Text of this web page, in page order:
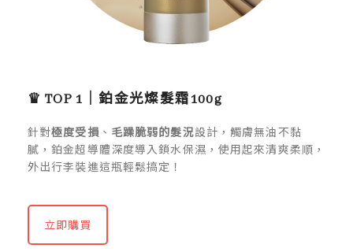
♛ TOP 1｜鉑金光燦髮霜100g
針對極度受損、 毛躁脆弱的髮況設計，觸膚無油不黏
膩，鉑金超導體深度導入鎖水保濕，使用起來清爽柔順，
外出行李裝進這瓶輕鬆搞定！
立即購買